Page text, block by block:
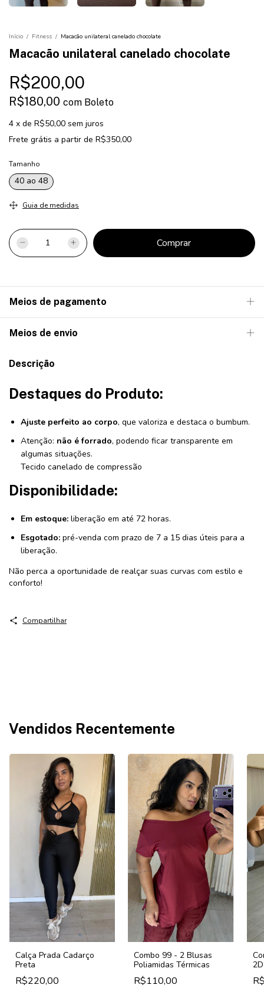
Início / Fitness / Macacão unilateral canelado chocolate
Macacão unilateral canelado chocolate
R$200,00
R$180,00 com Boleto
4 x de R$50,00 sem juros
Frete grátis a partir de R$350,00
Tamanho
40 ao 48
Guia de medidas
Meios de pagamento
Meios de envio
Descrição
Destaques do Produto:
Ajuste perfeito ao corpo, que valoriza e destaca o bumbum.
Atenção: não é forrado, podendo ficar transparente em
algumas situações.
Tecido canelado de compressão
Disponibilidade:
Em estoque: liberação em até 72 horas.
Esgotado: pré-venda com prazo de 7 a 15 dias úteis para a
liberação.
Não perca a oportunidade de realçar suas curvas com estilo e
conforto!
Compartilhar
Vendidos Recentemente
Calça Prada Cadarço
Preta
R$220,00
Combo 99 - 2 Blusas
Poliamidas Térmicas
R$110,00